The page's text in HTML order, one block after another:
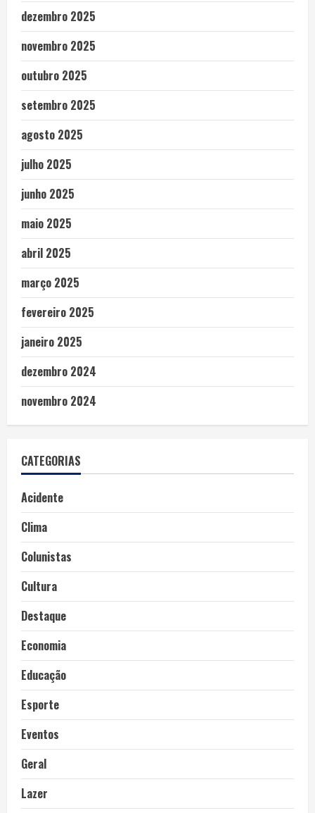
dezembro 2025
novembro 2025
outubro 2025
setembro 2025
agosto 2025
julho 2025
junho 2025
maio 2025
abril 2025
março 2025
fevereiro 2025
janeiro 2025
dezembro 2024
novembro 2024
CATEGORIAS
Acidente
Clima
Colunistas
Cultura
Destaque
Economia
Educação
Esporte
Eventos
Geral
Lazer